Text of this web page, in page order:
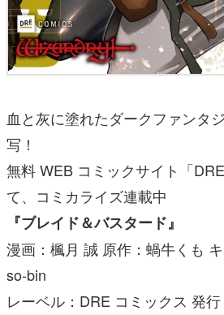
血と灰に塗れたダークファンタ
写！
無料 WEB コミックサイト「
て、コミカライズ連載中
『ブレイド＆バスタード』
漫画：楓月 誠 原作：蝸牛くも
so-bin
レーベル：DRE コミックス 発